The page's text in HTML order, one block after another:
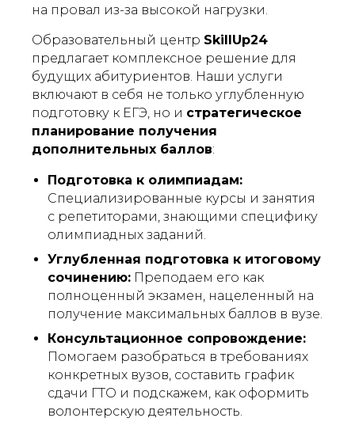
на провал из-за высокой нагрузки.
Образовательный центр SkillUp24
предлагает комплексное решение для
будущих абитуриентов. Наши услуги
включают в себя не только углубленную
подготовку к ЕГЭ, но и стратегическое
планирование получения
дополнительных баллов:
Подготовка к олимпиадам:
Специализированные курсы и занятия
с репетиторами, знающими специфику
олимпиадных заданий.
Углубленная подготовка к итоговому
сочинению: Преподаем его как
полноценный экзамен, нацеленный на
получение максимальных баллов в вузе.
Консультационное сопровождение:
Помогаем разобраться в требованиях
конкретных вузов, составить график
сдачи ГТО и подскажем, как оформить
волонтерскую деятельность.